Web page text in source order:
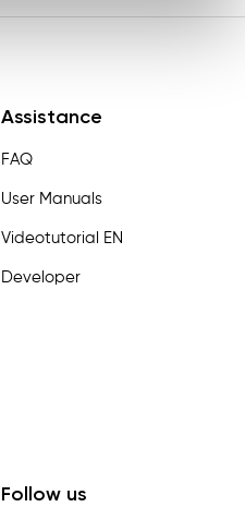
Assistance
FAQ
User Manuals
Videotutorial EN
Developer
Follow us